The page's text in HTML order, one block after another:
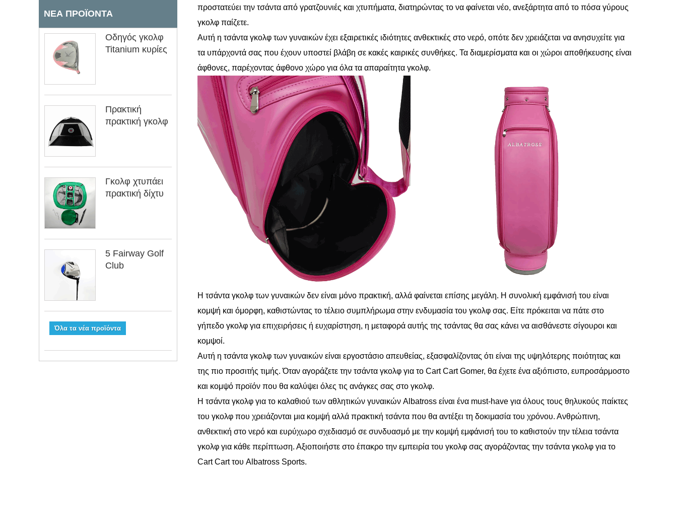
ΝΈΑ ΠΡΟΪΌΝΤΑ
Οδηγός γκολφ
Titanium κυρίες
Πρακτική
πρακτική γκολφ
Γκολφ χτυπάει
πρακτική δίχτυ
5 Fairway Golf
Club
Όλα τα νέα προϊόντα
προστατεύει την τσάντα από γρατζουνιές και χτυπήματα, διατηρώντας το να φαίνεται νέο, ανεξάρτητα από το πόσα γύρους
γκολφ παίζετε.
Αυτή η τσάντα γκολφ των γυναικών έχει εξαιρετικές ιδιότητες ανθεκτικές στο νερό, οπότε δεν χρειάζεται να ανησυχείτε για
τα υπάρχοντά σας που έχουν υποστεί βλάβη σε κακές καιρικές συνθήκες. Τα διαμερίσματα και οι χώροι αποθήκευσης είναι
άφθονες, παρέχοντας άφθονο χώρο για όλα τα απαραίτητα γκολφ.
Η τσάντα γκολφ των γυναικών δεν είναι μόνο πρακτική, αλλά φαίνεται επίσης μεγάλη. Η συνολική εμφάνισή του είναι
κομψή και όμορφη, καθιστώντας το τέλειο συμπλήρωμα στην ενδυμασία του γκολφ σας. Είτε πρόκειται να πάτε στο
γήπεδο γκολφ για επιχειρήσεις ή ευχαρίστηση, η μεταφορά αυτής της τσάντας θα σας κάνει να αισθάνεστε σίγουροι και
κομψοί.
Αυτή η τσάντα γκολφ των γυναικών είναι εργοστάσιο απευθείας, εξασφαλίζοντας ότι είναι της υψηλότερης ποιότητας και
της πιο προσιτής τιμής. Όταν αγοράζετε την τσάντα γκολφ για το Cart Cart Gomer, θα έχετε ένα αξιόπιστο, ευπροσάρμοστο
και κομψό προϊόν που θα καλύψει όλες τις ανάγκες σας στο γκολφ.
Η τσάντα γκολφ για το καλαθιού των αθλητικών γυναικών Albatross είναι ένα must-have για όλους τους θηλυκούς παίκτες
του γκολφ που χρειάζονται μια κομψή αλλά πρακτική τσάντα που θα αντέξει τη δοκιμασία του χρόνου. Ανθρώπινη,
ανθεκτική στο νερό και ευρύχωρο σχεδιασμό σε συνδυασμό με την κομψή εμφάνισή του το καθιστούν την τέλεια τσάντα
γκολφ για κάθε περίπτωση. Αξιοποιήστε στο έπακρο την εμπειρία του γκολφ σας αγοράζοντας την τσάντα γκολφ για το
Cart Cart του Albatross Sports.